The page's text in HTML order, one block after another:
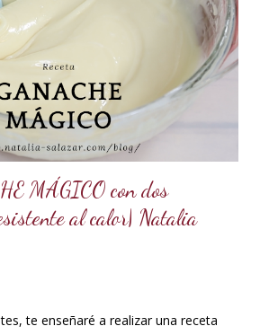
MÁGICO con dos
al calor| Natalia
te enseñaré a realizar una receta